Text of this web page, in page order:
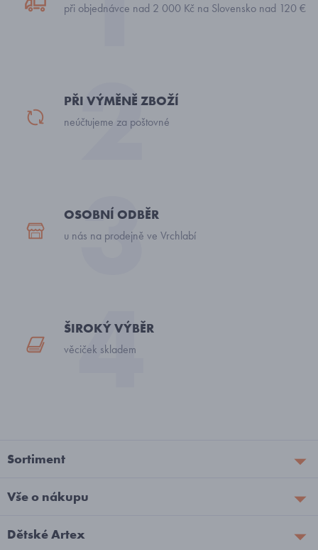
při objednávce nad 2 000 Kč na Slovensko nad 120 €
PŘI VÝMĚNĚ ZBOŽÍ
neúčtujeme za poštovné
OSOBNÍ ODBĚR
u nás na prodejně ve Vrchlabí
ŠIROKÝ VÝBĚR
věciček skladem
Sortiment
Vše o nákupu
Dětské Artex